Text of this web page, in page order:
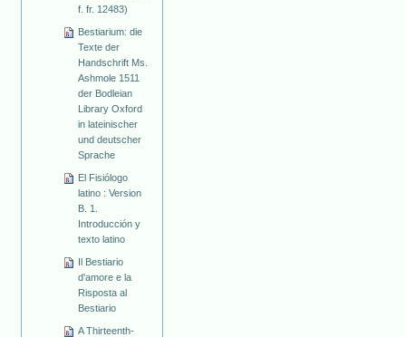
f. fr. 12483)
Bestiarium: die
Texte der
Handschrift Ms.
Ashmole 1511
der Bodleian
Library Oxford
in lateinischer
und deutscher
Sprache
El Fisiólogo
latino : Version
B. 1.
Introducción y
texto latino
Il Bestiario
d'amore e la
Risposta al
Bestiario
A Thirteenth-